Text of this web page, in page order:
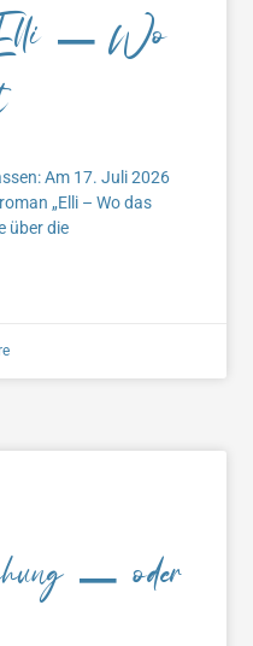
– Wo
Am 17. Juli 2026
„Elli – Wo das
über die
– oder